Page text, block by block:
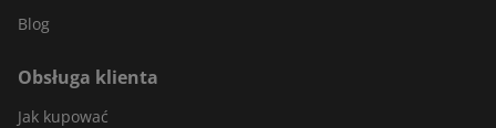
Blog
Obsługa klienta
Jak kupować